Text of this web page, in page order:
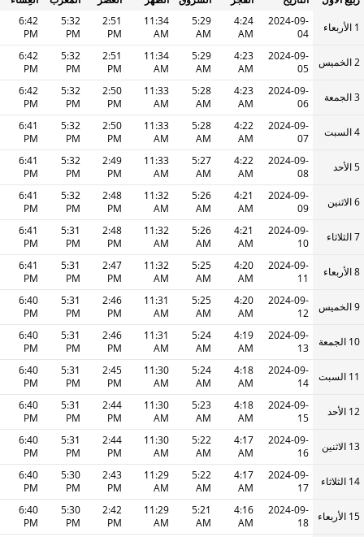
1 الأربعاء
2024-09-
04
4:24
AM
5:29
AM
11:34
AM
2:51
PM
5:32
PM
6:42
PM
2 الخميس
2024-09-
05
4:23
AM
5:29
AM
11:34
AM
2:51
PM
5:32
PM
6:42
PM
3 الجمعة
2024-09-
06
4:23
AM
5:28
AM
11:33
AM
2:50
PM
5:32
PM
6:42
PM
4 السبت
2024-09-
07
4:22
AM
5:28
AM
11:33
AM
2:50
PM
5:32
PM
6:41
PM
5 الأحد
2024-09-
08
4:22
AM
5:27
AM
11:33
AM
2:49
PM
5:32
PM
6:41
PM
6 الاثنين
2024-09-
09
4:21
AM
5:26
AM
11:32
AM
2:48
PM
5:32
PM
6:41
PM
7 الثلاثاء
2024-09-
10
4:21
AM
5:26
AM
11:32
AM
2:48
PM
5:31
PM
6:41
PM
8 الأربعاء
2024-09-
11
4:20
AM
5:25
AM
11:32
AM
2:47
PM
5:31
PM
6:41
PM
9 الخميس
2024-09-
12
4:20
AM
5:25
AM
11:31
AM
2:46
PM
5:31
PM
6:40
PM
10 الجمعة
2024-09-
13
4:19
AM
5:24
AM
11:31
AM
2:46
PM
5:31
PM
6:40
PM
11 السبت
2024-09-
14
4:18
AM
5:24
AM
11:30
AM
2:45
PM
5:31
PM
6:40
PM
12 الأحد
2024-09-
15
4:18
AM
5:23
AM
11:30
AM
2:44
PM
5:31
PM
6:40
PM
13 الاثنين
2024-09-
16
4:17
AM
5:22
AM
11:30
AM
2:44
PM
5:31
PM
6:40
PM
14 الثلاثاء
2024-09-
17
4:17
AM
5:22
AM
11:29
AM
2:43
PM
5:30
PM
6:40
PM
15 الأربعاء
2024-09-
18
4:16
AM
5:21
AM
11:29
AM
2:42
PM
5:30
PM
6:40
PM